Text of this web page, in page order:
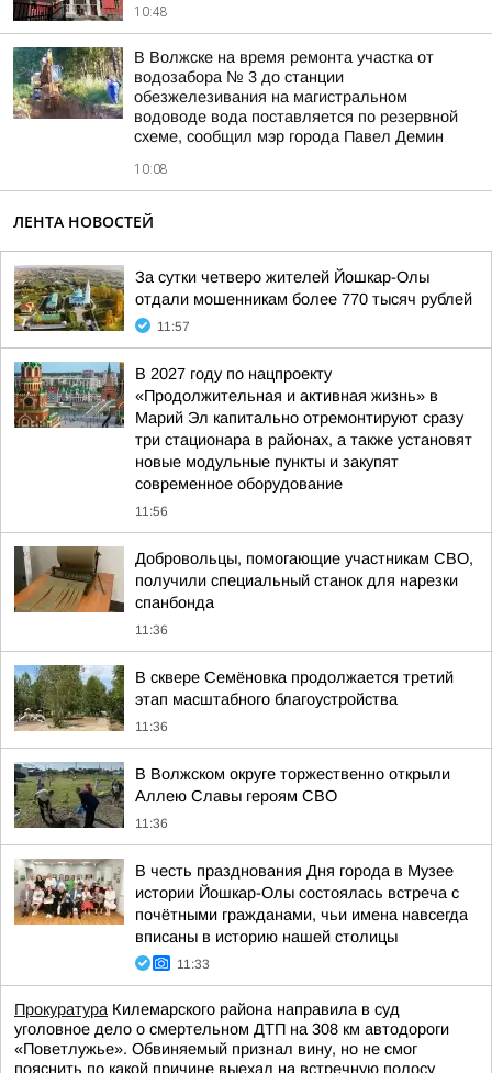
10:48
В Волжске на время ремонта участка от
водозабора № 3 до станции
обезжелезивания на магистральном
водоводе вода поставляется по резервной
схеме, сообщил мэр города Павел Демин
10:08
ЛЕНТА НОВОСТЕЙ
За сутки четверо жителей Йошкар-Олы
отдали мошенникам более 770 тысяч рублей
11:57
В 2027 году по нацпроекту
«Продолжительная и активная жизнь» в
Марий Эл капитально отремонтируют сразу
три стационара в районах, а также установят
новые модульные пункты и закупят
современное оборудование
11:56
Добровольцы, помогающие участникам СВО,
получили специальный станок для нарезки
спанбонда
11:36
В сквере Семёновка продолжается третий
этап масштабного благоустройства
11:36
В Волжском округе торжественно открыли
Аллею Славы героям СВО
11:36
В честь празднования Дня города в Музее
истории Йошкар-Олы состоялась встреча с
почётными гражданами, чьи имена навсегда
вписаны в историю нашей столицы
11:33
Прокуратура Килемарского района направила в суд
уголовное дело о смертельном ДТП на 308 км автодороги
«Поветлужье». Обвиняемый признал вину, но не смог
пояснить по какой причине выехал на встречную полосу